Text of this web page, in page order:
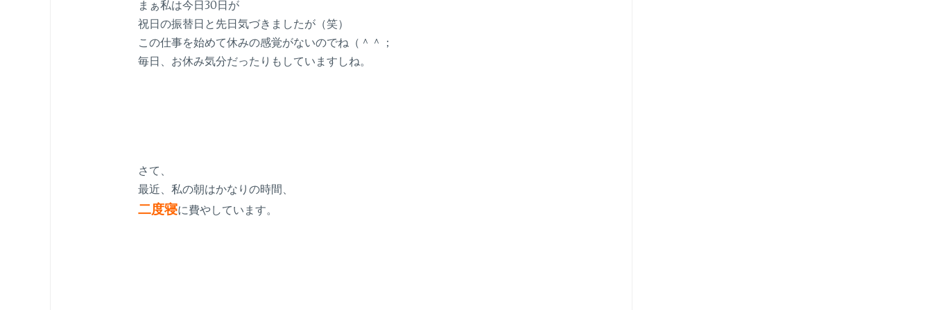
まぁ私は今日30日が
祝日の振替日と先日気づきましたが（笑）
この仕事を始めて休みの感覚がないのでね（＾＾；
毎日、お休み気分だったりもしていますしね。
さて、
最近、私の朝はかなりの時間、
二度寝に費やしています。